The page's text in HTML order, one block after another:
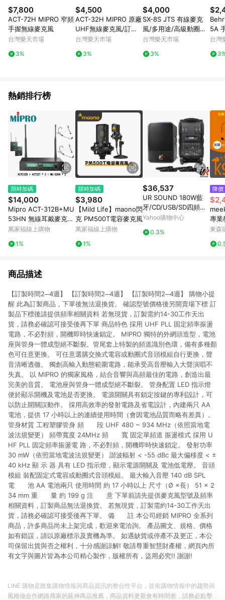
不符合回饋資格。 (7) 若上述或其他原因，致使消費者無接收到
點數回饋或點數回饋有爭議，台灣樂天市場保有更改條款與法律
追訴之權利，活動詳情以樂天市場網站公告為準。
$7,800
ACT-72H MIPRO 窄頻
手握無線麥克風
台灣樂天市場
3%
$4,500
ACT-32H MIPRO 原廠
UHF無線麥克風/訂製
品下標後請提供頻率相
台灣樂天市場
3%
$4,000
SX-8S JTS 有線麥克
風/多用途/高級動圈音
頭
台灣樂天市場
3%
5A
台灣
熱銷排行榜
限時加碼
$14,000
Mipro ACT-312B+MU
53HN 無線耳戴麥克風
組 (兩支麥克風款)【敦
萬家福線上購物
1%
限時加碼
$3,980
【Mild Life】maono閃
克 PM500T電容麥克風
萬家福線上購物
1%
$36,537
UR SOUND 180W藍
牙/CD/USB/SD四頻移
動式無線擴音機 PU-9
Yahoo購物中心
0.3%
降價
專業
有線
風
東森
商品描述
【訂製時間2─4週】 【訂製時間2─4週】 【訂製時間2─4週】 購物小提
醒 此為訂製商品，下單後無法退換貨。 確認型號價格後另開賣場下標 訂
製品下標後請提供頻率相關資料 若無現貨，訂製需約14-30工作天出
貨，請務必確認可接受後再下單 商品特色 採用 UHF PLL 固定頻率振盪
電路，不必對頻，開機即時快速鎖定。 MIPRO 獨特的外網頭造型，電池
座與管身一體成型絕不斷裂。管尾套上特製的頻道識別色環，備有多種顏
色可任意更換。 可任意選購交換式電容或動圈式音頭模組自行更換，聲
音清晰透徹。 獨創高輸入動態範圍電路，能承受高音壓輸入大聲演唱不
失真。 以 MIPRO 的獨家風格，結合音響與高頻最佳的電路，創造出最
完美的音質。 電池座與管身一體成型絕不斷裂。 管身配置 LED 指示燈
便於顯示開機及電池是否更換。 電源開關具有鎖定按鍵的專利設計，可
以防止開關誤動作。 採用高效率的發射電路及省電設計，內建兩只 AA
電池，提供 17 小時以上的連續使用時間（會因電池品質而略有差異）。
管身材質 工程塑膠管身 頻 段 UHF 480 ~ 934 MHz（依照當地電
波法規變更） 頻帶寬度 24MHz 頻 寬 固定單頻道 振盪模式 採用 U
HF PLL 固定頻率振盪電 路，不必對頻，開機即時快速鎖定。 發射功率
30 mW（依照當地電波法規變更） 諧波輻射 < -55 dBc 最大偏移度 < ±
40 kHz 顯 示 器 具有 LED 指示燈，顯示電源開關及 電池低電壓。 音頭
模組 裝配固定式電容或動圈式音頭模組。 最大輸入音壓 140 dB SPL
電 池 AA 電池兩只 使用時間 約 17 小時以上 尺寸（Ø ×長） 51 × 2
34 mm 重 量 約 199 g 注 意 下單前請先提供麥克風型號及頻率
相關資料，訂製商品無法退換貨。 若無現貨，訂製需約14-30工作天出
貨，請務必確認可接受後再下單。 備 註 本公司經銷 MIPRO 全系列
商品，許多商品尚未上架完成，歡迎來電洽詢。 產品圖文、規格、價格
如有錯誤，請以原廠標示及實機為準。 如遇缺貨或停產不及更正，本公
司保留出貨與否之權利，十分感謝諒解! 敬請尊重智慧財產權，網頁內所
有文字與圖片皆為本公司精心製作，版權所有，盜用必究!! 謝謝!
LINE 購物是匯集購物情報與商品資訊的整合性平台，並依購物情報中的趨勢與
風格做合作網路商家的延伸商品推薦，商品資料更新會有時間差，請務必點擊